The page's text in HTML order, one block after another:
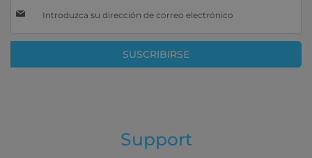
boletín
noticias:
SUSCRIBIRSE
Support